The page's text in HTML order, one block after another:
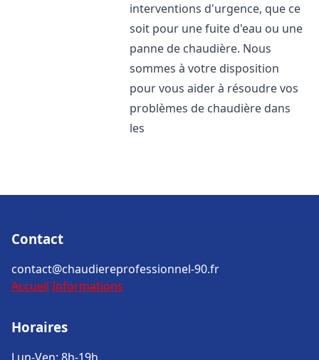
interventions d'urgence, que ce
soit pour une fuite d'eau ou une
panne de chaudière. Nous
sommes à votre disposition
pour vous aider à résoudre vos
problèmes de chaudière dans
les
Contact
contact@chaudiereprofessionnel-90.fr
Accueil Informations
Horaires